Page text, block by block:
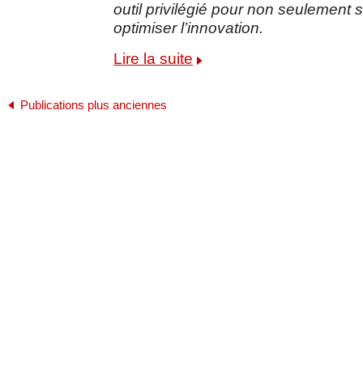
outil privilégié pour non seulement
optimiser l’innovation.
Lire la suite
Publications plus anciennes